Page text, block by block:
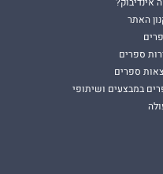
האתר
ספרים
ספרים
במבצעים ושיתופי